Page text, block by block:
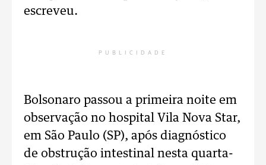
escreveu.
PUBLICIDADE
Bolsonaro passou a primeira noite em
observação no hospital Vila Nova Star,
em São Paulo (SP), após diagnóstico
de obstrução intestinal nesta quarta-